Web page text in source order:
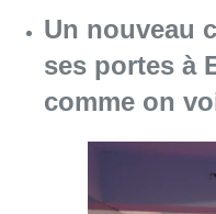
Un nouveau
ses portes à
comme on